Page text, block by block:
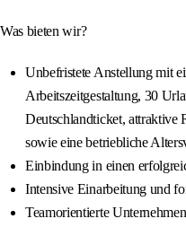
Was bieten wir?
Unbefristete Anstellung mit
Arbeitszeitgestaltung, 30
Deutschlandticket, attraktive
sowie eine betriebliche
Einbindung in einen
Intensive Einarbeitung und
Teamorientierte